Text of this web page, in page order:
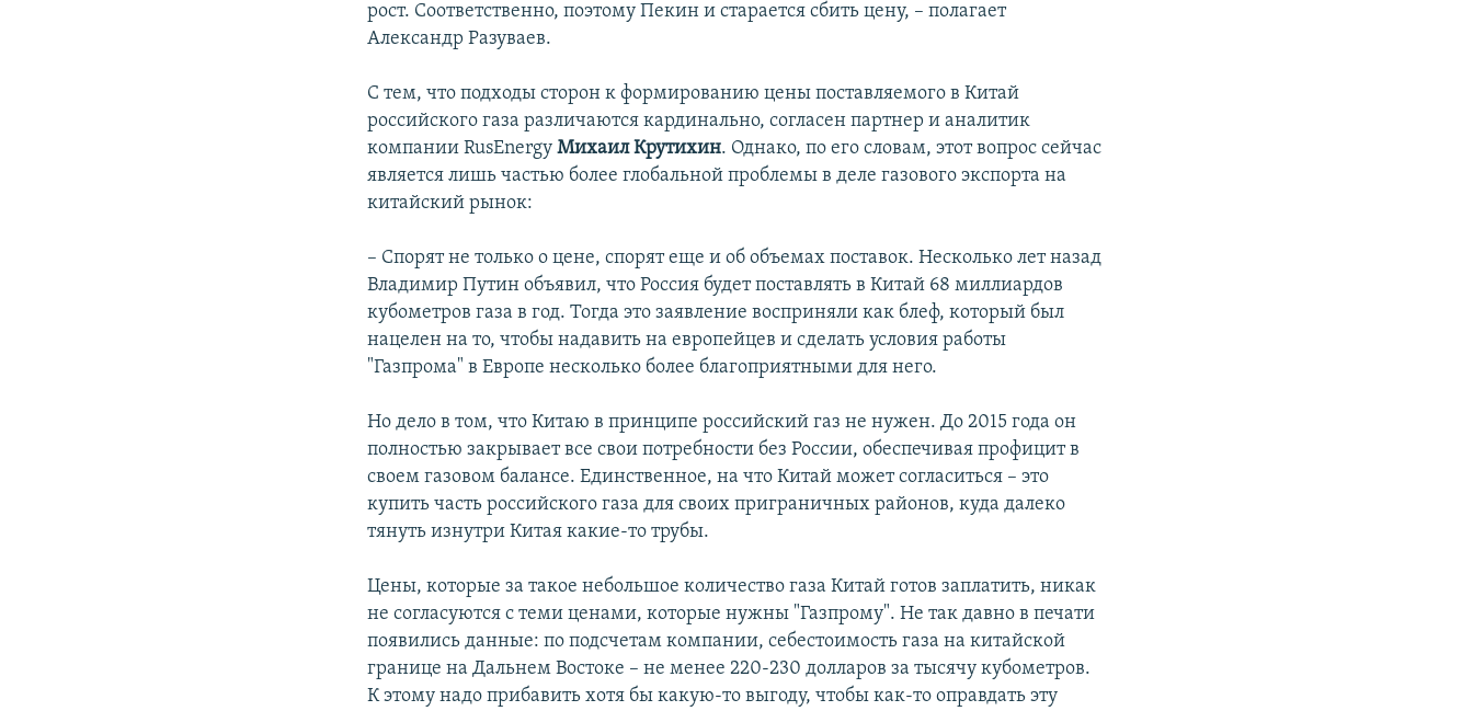
рост. Соответственно, поэтому Пекин и старается сбить цену, – полагает
Александр Разуваев.
С тем, что подходы сторон к формированию цены поставляемого в Китай
российского газа различаются кардинально, согласен партнер и аналитик
компании RusEnergyМихаил Крутихин. Однако, по его словам, этот вопрос сейчас
является лишь частью более глобальной проблемы в деле газового экспорта на
китайский рынок:
– Спорят не только о цене, спорят еще и об объемах поставок. Несколько лет назад
Владимир Путин объявил, что Россия будет поставлять в Китай 68 миллиардов
кубометров газа в год. Тогда это заявление восприняли как блеф, который был
нацелен на то, чтобы надавить на европейцев и сделать условия работы
"Газпрома" в Европе несколько более благоприятными для него.
Но дело в том, что Китаю в принципе российский газ не нужен. До 2015 года он
полностью закрывает все свои потребности без России, обеспечивая профицит в
своем газовом балансе. Единственное, на что Китай может согласиться – это
купить часть российского газа для своих приграничных районов, куда далеко
тянуть изнутри Китая какие-то трубы.
Цены, которые за такое небольшое количество газа Китай готов заплатить, никак
не согласуются с теми ценами, которые нужны "Газпрому". Не так давно в печати
появились данные: по подсчетам компании, себестоимость газа на китайской
границе на Дальнем Востоке – не менее 220-230 долларов за тысячу кубометров.
К этому надо прибавить хотя бы какую-то выгоду, чтобы как-то оправдать эту